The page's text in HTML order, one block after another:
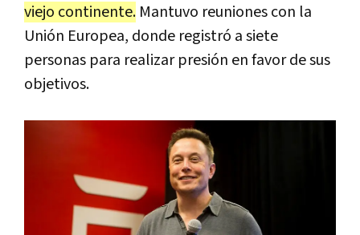
viejo continente. Mantuvo reuniones con la
Unión Europea, donde registró a siete
personas para realizar presión en favor de sus
objetivos.